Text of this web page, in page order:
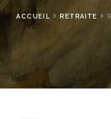
ACCUEIL RETRAITE